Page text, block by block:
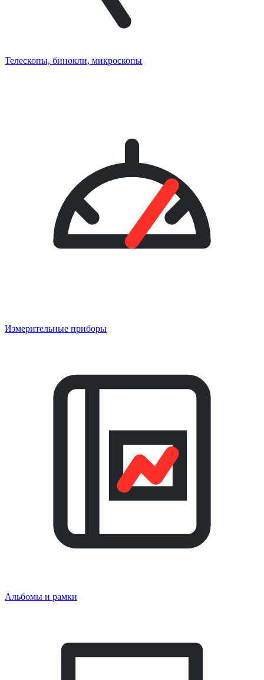
Телескопы, бинокли, микроскопы
Измерительные приборы
Альбомы и рамки